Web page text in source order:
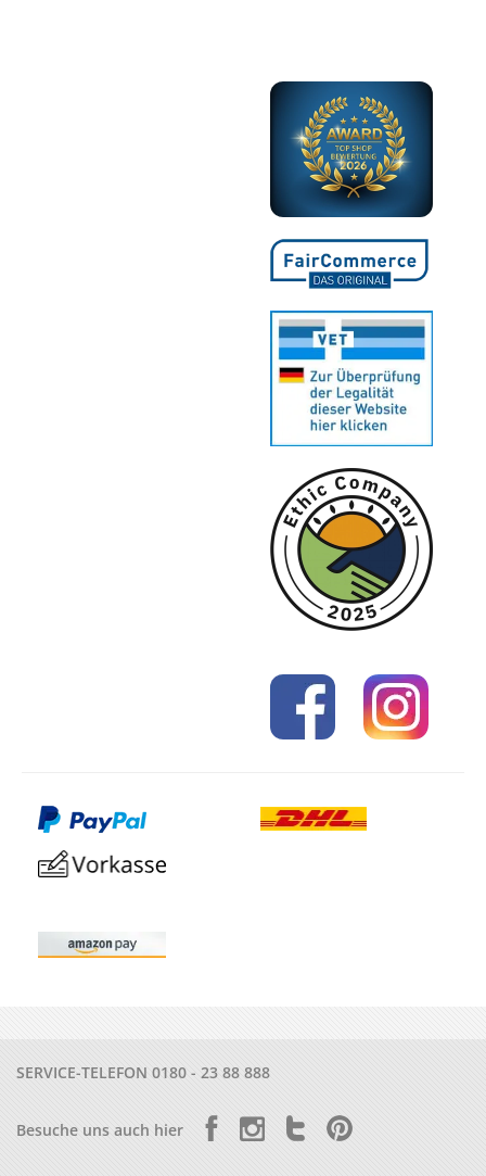
SERVICE-TELEFON 0180 - 23 88 888
Besuche uns auch hier